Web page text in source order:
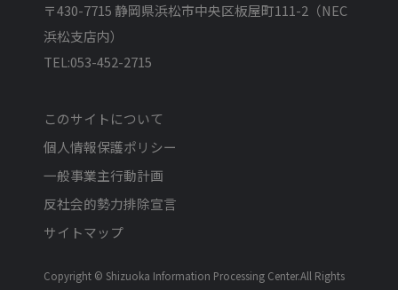
このサイトについて
一般事業主行動計画
反社会的勢力排除宣言
イベント＆トピックス
〒430-7715 静岡県浜松市中央区板屋町111-2（NEC
浜松支店内）
TEL:053-452-2715
このサイトについて
個人情報保護ポリシー
一般事業主行動計画
反社会的勢力排除宣言
サイトマップ
Copyright © Shizuoka Information Processing Center.All Rights